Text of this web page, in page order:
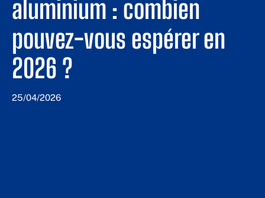
aluminium : combien
pouvez-vous espérer en
2026 ?
25/04/2026